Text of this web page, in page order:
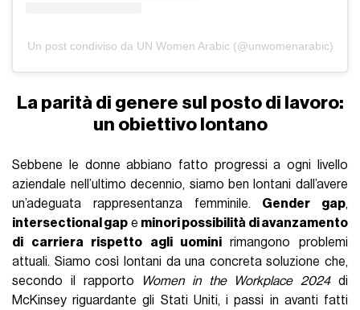
Un post condiviso da UN Women Arabic (@unwomenarabic)
La parità di genere sul posto di lavoro:
un obiettivo lontano
Sebbene le donne abbiano fatto progressi a ogni livello
aziendale nell’ultimo decennio, siamo ben lontani dall’avere
un’adeguata rappresentanza femminile. Gender gap,
intersectional gap e minori possibilità̀ di avanzamento
di carriera rispetto agli uomini rimangono problemi
attuali. Siamo così lontani da una concreta soluzione che,
secondo il rapporto
Women in the Workplace 2024di
McKinsey riguardante gli Stati Uniti, i passi in avanti fatti